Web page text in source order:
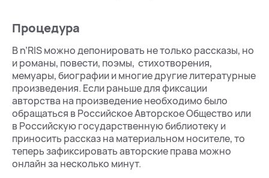
Процедура
В n’RIS можно депонировать не только рассказы, но
и романы, повести, поэмы, стихотворения,
мемуары, биографии и многие другие литературные
произведения. Если раньше для фиксации
авторства на произведение необходимо было
обращаться в Российское Авторское Общество или
в Российскую государственную библиотеку и
приносить рассказ на материальном носителе, то
теперь зафиксировать авторские права можно
онлайн за несколько минут.